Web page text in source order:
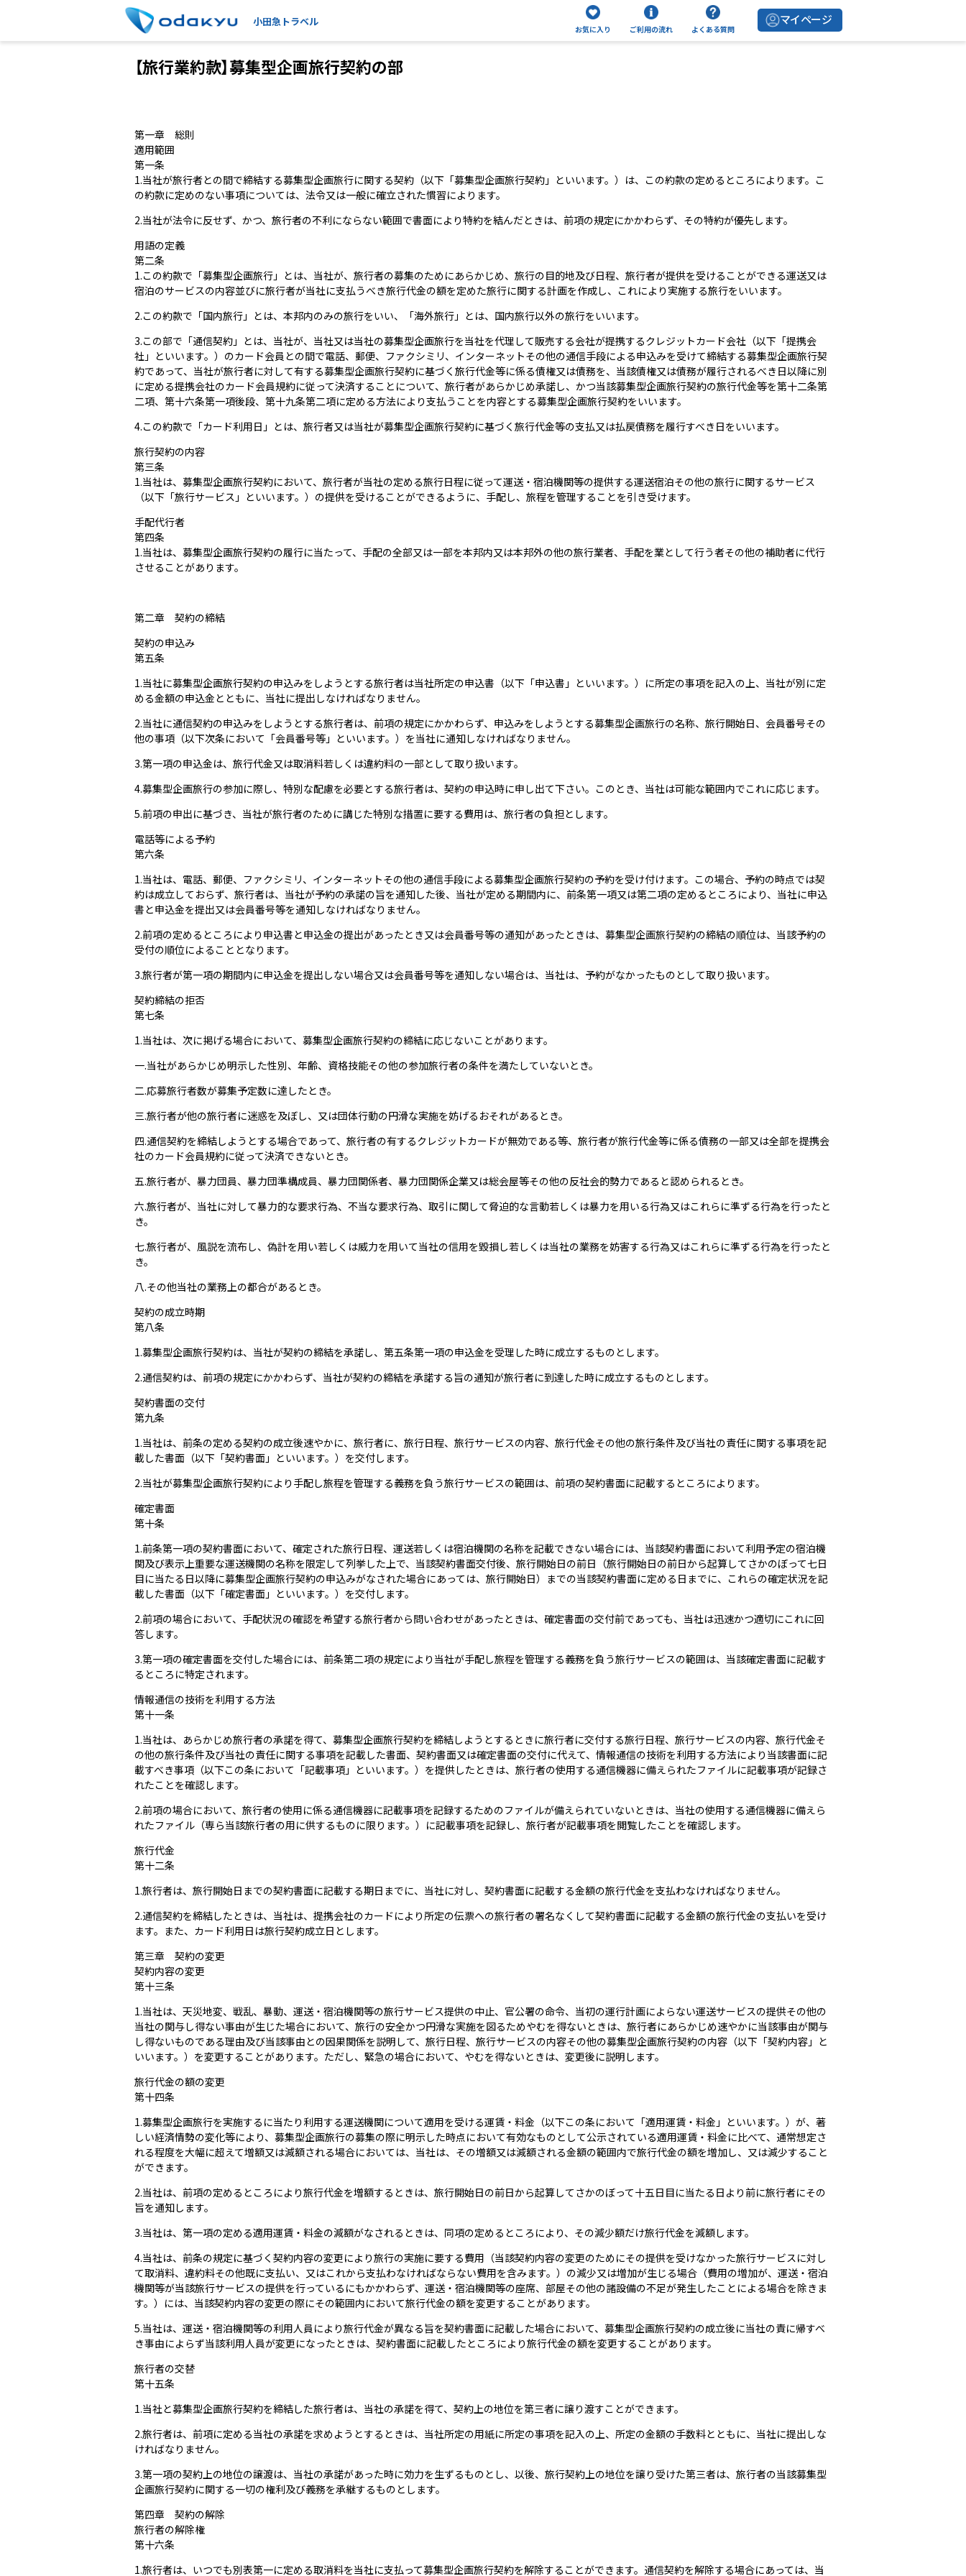
小田急トラベル
お気に入り ご利用の流れ よくある質問
マイページ
【旅行業約款】募集型企画旅行契約の部
第一章 総則
適用範囲
第一条
1.当社が旅行者との間で締結する募集型企画旅行に関する契約（以下「募集型企画旅行契約」といいます。）は、この約款の定めるところによります。こ
の約款に定めのない事項については、法令又は一般に確立された慣習によります。
2.当社が法令に反せず、かつ、旅行者の不利にならない範囲で書面により特約を結んだときは、前項の規定にかかわらず、その特約が優先します。
用語の定義
第二条
1.この約款で「募集型企画旅行」とは、当社が、旅行者の募集のためにあらかじめ、旅行の目的地及び日程、旅行者が提供を受けることができる運送又は
宿泊のサービスの内容並びに旅行者が当社に支払うべき旅行代金の額を定めた旅行に関する計画を作成し、これにより実施する旅行をいいます。
2.この約款で「国内旅行」とは、本邦内のみの旅行をいい、「海外旅行」とは、国内旅行以外の旅行をいいます。
3.この部で「通信契約」とは、当社が、当社又は当社の募集型企画旅行を当社を代理して販売する会社が提携するクレジットカード会社（以下「提携会
社」といいます。）のカード会員との間で電話、郵便、ファクシミリ、インターネットその他の通信手段による申込みを受けて締結する募集型企画旅行契
約であって、当社が旅行者に対して有する募集型企画旅行契約に基づく旅行代金等に係る債権又は債務を、当該債権又は債務が履行されるべき日以降に別
に定める提携会社のカード会員規約に従って決済することについて、旅行者があらかじめ承諾し、かつ当該募集型企画旅行契約の旅行代金等を第十二条第
二項、第十六条第一項後段、第十九条第二項に定める方法により支払うことを内容とする募集型企画旅行契約をいいます。
4.この約款で「カード利用日」とは、旅行者又は当社が募集型企画旅行契約に基づく旅行代金等の支払又は払戻債務を履行すべき日をいいます。
旅行契約の内容
第三条
1.当社は、募集型企画旅行契約において、旅行者が当社の定める旅行日程に従って運送・宿泊機関等の提供する運送宿泊その他の旅行に関するサービス
（以下「旅行サービス」といいます。）の提供を受けることができるように、手配し、旅程を管理することを引き受けます。
手配代行者
第四条
1.当社は、募集型企画旅行契約の履行に当たって、手配の全部又は一部を本邦内又は本邦外の他の旅行業者、手配を業として行う者その他の補助者に代行
させることがあります。
第二章 契約の締結
契約の申込み
第五条
1.当社に募集型企画旅行契約の申込みをしようとする旅行者は当社所定の申込書（以下「申込書」といいます。）に所定の事項を記入の上、当社が別に定
める金額の申込金とともに、当社に提出しなければなりません。
2.当社に通信契約の申込みをしようとする旅行者は、前項の規定にかかわらず、申込みをしようとする募集型企画旅行の名称、旅行開始日、会員番号その
他の事項（以下次条において「会員番号等」といいます。）を当社に通知しなければなりません。
3.第一項の申込金は、旅行代金又は取消料若しくは違約料の一部として取り扱います。
4.募集型企画旅行の参加に際し、特別な配慮を必要とする旅行者は、契約の申込時に申し出て下さい。このとき、当社は可能な範囲内でこれに応じます。
5.前項の申出に基づき、当社が旅行者のために講じた特別な措置に要する費用は、旅行者の負担とします。
電話等による予約
第六条
1.当社は、電話、郵便、ファクシミリ、インターネットその他の通信手段による募集型企画旅行契約の予約を受け付けます。この場合、予約の時点では契
約は成立しておらず、旅行者は、当社が予約の承諾の旨を通知した後、当社が定める期間内に、前条第一項又は第二項の定めるところにより、当社に申込
書と申込金を提出又は会員番号等を通知しなければなりません。
2.前項の定めるところにより申込書と申込金の提出があったとき又は会員番号等の通知があったときは、募集型企画旅行契約の締結の順位は、当該予約の
受付の順位によることとなります。
3.旅行者が第一項の期間内に申込金を提出しない場合又は会員番号等を通知しない場合は、当社は、予約がなかったものとして取り扱います。
契約締結の拒否
第七条
1.当社は、次に掲げる場合において、募集型企画旅行契約の締結に応じないことがあります。
一.当社があらかじめ明示した性別、年齢、資格技能その他の参加旅行者の条件を満たしていないとき。
二.応募旅行者数が募集予定数に達したとき。
三.旅行者が他の旅行者に迷惑を及ぼし、又は団体行動の円滑な実施を妨げるおそれがあるとき。
四.通信契約を締結しようとする場合であって、旅行者の有するクレジットカードが無効である等、旅行者が旅行代金等に係る債務の一部又は全部を提携会
社のカード会員規約に従って決済できないとき。
五.旅行者が、暴力団員、暴力団準構成員、暴力団関係者、暴力団関係企業又は総会屋等その他の反社会的勢力であると認められるとき。
六.旅行者が、当社に対して暴力的な要求行為、不当な要求行為、取引に関して脅迫的な言動若しくは暴力を用いる行為又はこれらに準ずる行為を行ったと
き。
七.旅行者が、風説を流布し、偽計を用い若しくは威力を用いて当社の信用を毀損し若しくは当社の業務を妨害する行為又はこれらに準ずる行為を行ったと
き。
八.その他当社の業務上の都合があるとき。
契約の成立時期
第八条
1.募集型企画旅行契約は、当社が契約の締結を承諾し、第五条第一項の申込金を受理した時に成立するものとします。
2.通信契約は、前項の規定にかかわらず、当社が契約の締結を承諾する旨の通知が旅行者に到達した時に成立するものとします。
契約書面の交付
第九条
1.当社は、前条の定める契約の成立後速やかに、旅行者に、旅行日程、旅行サービスの内容、旅行代金その他の旅行条件及び当社の責任に関する事項を記
載した書面（以下「契約書面」といいます。）を交付します。
2.当社が募集型企画旅行契約により手配し旅程を管理する義務を負う旅行サービスの範囲は、前項の契約書面に記載するところによります。
確定書面
第十条
1.前条第一項の契約書面において、確定された旅行日程、運送若しくは宿泊機関の名称を記載できない場合には、当該契約書面において利用予定の宿泊機
関及び表示上重要な運送機関の名称を限定して列挙した上で、当該契約書面交付後、旅行開始日の前日（旅行開始日の前日から起算してさかのぼって七日
目に当たる日以降に募集型企画旅行契約の申込みがなされた場合にあっては、旅行開始日）までの当該契約書面に定める日までに、これらの確定状況を記
載した書面（以下「確定書面」といいます。）を交付します。
2.前項の場合において、手配状況の確認を希望する旅行者から問い合わせがあったときは、確定書面の交付前であっても、当社は迅速かつ適切にこれに回
答します。
3.第一項の確定書面を交付した場合には、前条第二項の規定により当社が手配し旅程を管理する義務を負う旅行サービスの範囲は、当該確定書面に記載す
るところに特定されます。
情報通信の技術を利用する方法
第十一条
1.当社は、あらかじめ旅行者の承諾を得て、募集型企画旅行契約を締結しようとするときに旅行者に交付する旅行日程、旅行サービスの内容、旅行代金そ
の他の旅行条件及び当社の責任に関する事項を記載した書面、契約書面又は確定書面の交付に代えて、情報通信の技術を利用する方法により当該書面に記
載すべき事項（以下この条において「記載事項」といいます。）を提供したときは、旅行者の使用する通信機器に備えられたファイルに記載事項が記録さ
れたことを確認します。
2.前項の場合において、旅行者の使用に係る通信機器に記載事項を記録するためのファイルが備えられていないときは、当社の使用する通信機器に備えら
れたファイル（専ら当該旅行者の用に供するものに限ります。）に記載事項を記録し、旅行者が記載事項を閲覧したことを確認します。
旅行代金
第十二条
1.旅行者は、旅行開始日までの契約書面に記載する期日までに、当社に対し、契約書面に記載する金額の旅行代金を支払わなければなりません。
2.通信契約を締結したときは、当社は、提携会社のカードにより所定の伝票への旅行者の署名なくして契約書面に記載する金額の旅行代金の支払いを受け
ます。また、カード利用日は旅行契約成立日とします。
第三章 契約の変更
契約内容の変更
第十三条
1.当社は、天災地変、戦乱、暴動、運送・宿泊機関等の旅行サービス提供の中止、官公署の命令、当初の運行計画によらない運送サービスの提供その他の
当社の関与し得ない事由が生じた場合において、旅行の安全かつ円滑な実施を図るためやむを得ないときは、旅行者にあらかじめ速やかに当該事由が関与
し得ないものである理由及び当該事由との因果関係を説明して、旅行日程、旅行サービスの内容その他の募集型企画旅行契約の内容（以下「契約内容」と
いいます。）を変更することがあります。ただし、緊急の場合において、やむを得ないときは、変更後に説明します。
旅行代金の額の変更
第十四条
1.募集型企画旅行を実施するに当たり利用する運送機関について適用を受ける運賃・料金（以下この条において「適用運賃・料金」といいます。）が、著
しい経済情勢の変化等により、募集型企画旅行の募集の際に明示した時点において有効なものとして公示されている適用運賃・料金に比べて、通常想定さ
れる程度を大幅に超えて増額又は減額される場合においては、当社は、その増額又は減額される金額の範囲内で旅行代金の額を増加し、又は減少すること
ができます。
2.当社は、前項の定めるところにより旅行代金を増額するときは、旅行開始日の前日から起算してさかのぼって十五日目に当たる日より前に旅行者にその
旨を通知します。
3.当社は、第一項の定める適用運賃・料金の減額がなされるときは、同項の定めるところにより、その減少額だけ旅行代金を減額します。
4.当社は、前条の規定に基づく契約内容の変更により旅行の実施に要する費用（当該契約内容の変更のためにその提供を受けなかった旅行サービスに対し
て取消料、違約料その他既に支払い、又はこれから支払わなければならない費用を含みます。）の減少又は増加が生じる場合（費用の増加が、運送・宿泊
機関等が当該旅行サービスの提供を行っているにもかかわらず、運送・宿泊機関等の座席、部屋その他の諸設備の不足が発生したことによる場合を除きま
す。）には、当該契約内容の変更の際にその範囲内において旅行代金の額を変更することがあります。
5.当社は、運送・宿泊機関等の利用人員により旅行代金が異なる旨を契約書面に記載した場合において、募集型企画旅行契約の成立後に当社の責に帰すべ
き事由によらず当該利用人員が変更になったときは、契約書面に記載したところにより旅行代金の額を変更することがあります。
旅行者の交替
第十五条
1.当社と募集型企画旅行契約を締結した旅行者は、当社の承諾を得て、契約上の地位を第三者に譲り渡すことができます。
2.旅行者は、前項に定める当社の承諾を求めようとするときは、当社所定の用紙に所定の事項を記入の上、所定の金額の手数料とともに、当社に提出しな
ければなりません。
3.第一項の契約上の地位の譲渡は、当社の承諾があった時に効力を生ずるものとし、以後、旅行契約上の地位を譲り受けた第三者は、旅行者の当該募集型
企画旅行契約に関する一切の権利及び義務を承継するものとします。
第四章 契約の解除
旅行者の解除権
第十六条
1.旅行者は、いつでも別表第一に定める取消料を当社に支払って募集型企画旅行契約を解除することができます。通信契約を解除する場合にあっては、当